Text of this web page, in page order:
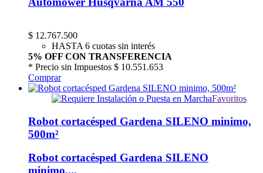
$ 12.767.500
HASTA 6 cuotas sin interés
5% OFF CON TRANSFERENCIA
* Precio sin Impuestos $ 10.551.653
Comprar
Favoritos
Robot cortacésped Gardena SILENO minimo,
500m²
Robot cortacésped Gardena SILENO
minimo,...